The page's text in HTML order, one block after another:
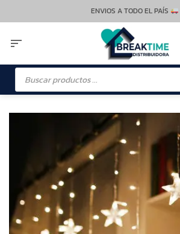
al
contenido
ENVIOS A TODO EL PAÍS
Búsqueda
productos